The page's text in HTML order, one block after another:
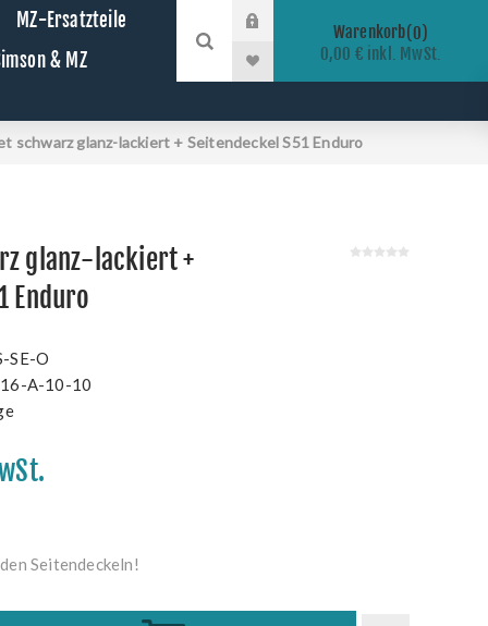
MZ-Ersatzteile
& MZ
Warenkorb 0
0,00 € inkl. MwSt.
schwarz glanz-lackiert + Seitendeckel S51 Enduro
glanz-lackiert +
Enduro
SE-O
A-10-10
Seitendeckeln!